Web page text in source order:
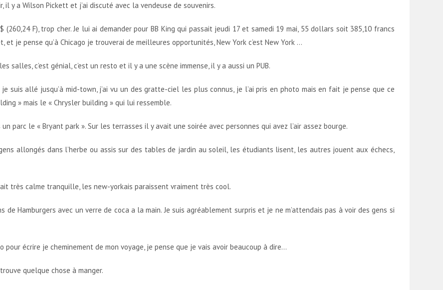
y a Wilson Pickett et j’ai discuté avec la vendeuse de souvenirs.
(260,24 F), trop cher. Je lui ai demander pour BB King qui passait jeudi 17 et samedi 19 mai, 55 dollars soit 385,10 francs
et je pense qu’à Chicago je trouverai de meilleures opportunités, New York c’est New York …
salles, c’est génial, c’est un resto et il y a une scène immense, il y a aussi un PUB.
je suis allé jusqu’à mid-town, j’ai vu un des gratte-ciel les plus connus, je l’ai pris en photo mais en fait je pense que ce
» mais le « Chrysler building » qui lui ressemble.
parc le « Bryant park ». Sur les terrasses il y avait une soirée avec personnes qui avez l’air assez bourge.
allongés dans l’herbe ou assis sur des tables de jardin au soleil, les étudiants lisent, les autres jouent aux échecs,
très calme tranquille, les new-yorkais paraissent vraiment très cool.
de Hamburgers avec un verre de coca a la main. Je suis agréablement surpris et je ne m’attendais pas à voir des gens si
pour écrire je cheminement de mon voyage, je pense que je vais avoir beaucoup à dire…
quelque chose à manger.